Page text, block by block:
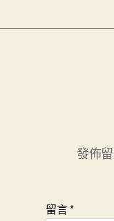
發佈
留言*